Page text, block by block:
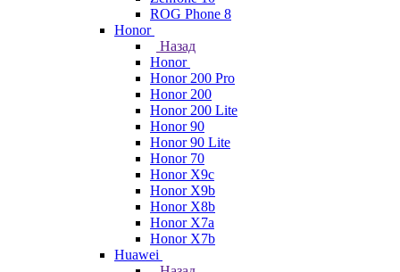
ROG Phone 8
Honor
Назад
Honor
Honor 200 Pro
Honor 200
Honor 200 Lite
Honor 90
Honor 90 Lite
Honor 70
Honor X9c
Honor X9b
Honor X8b
Honor X7a
Honor X7b
Huawei